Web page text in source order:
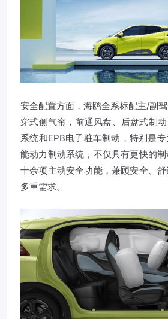
安全配置方面，海鸥全系标配主/副
穿式侧气帘，前通风盘、后盘式制
系统和EPB电子驻车制动，特别是
能动力制动系统，不仅具有更快的
十余项主动安全功能，兼顾安全、
多重需求。